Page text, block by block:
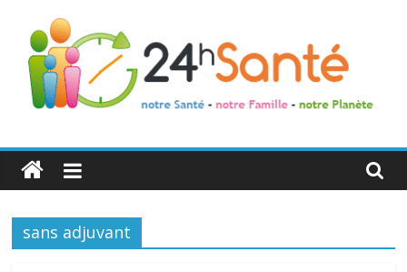
24h
Santé
Lasans adjuvant